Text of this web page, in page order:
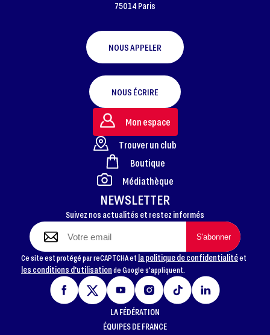
FOOTER
75014 Paris
NOUS APPELER
NOUS ÉCRIRE
NEWSLETTER
Suivez nos actualités et restez informés
Ce site est protégé par reCAPTCHA et la politique de confidentialitéet
les conditions d'utilisationde Google s'appliquent.
Mon espace
Trouver un club
Boutique
Médiathèque
LA FÉDÉRATION
ÉQUIPES DE FRANCE